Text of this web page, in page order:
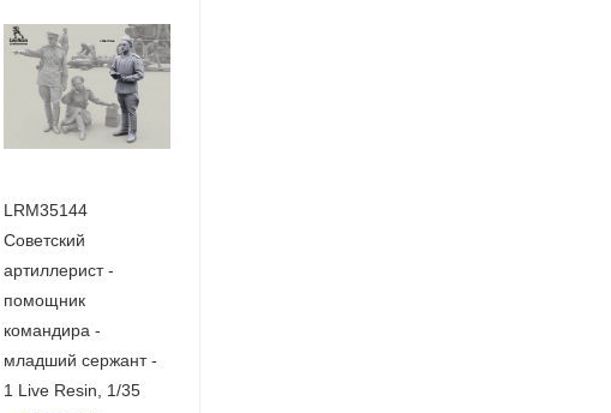
LRM35144
Советский
артиллерист -
помощник
командира -
младший сержант -
1 Live Resin, 1/35